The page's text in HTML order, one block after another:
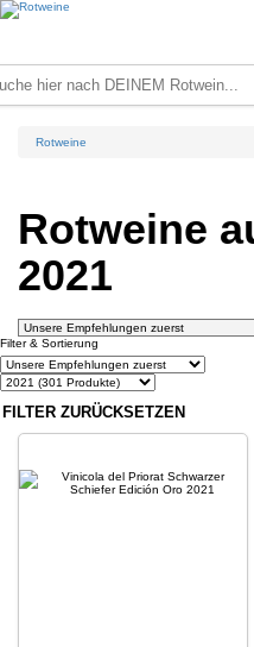
Rotweine
Rotweine
2021
Filter & Sortierung
FILTER ZURÜCKSETZEN